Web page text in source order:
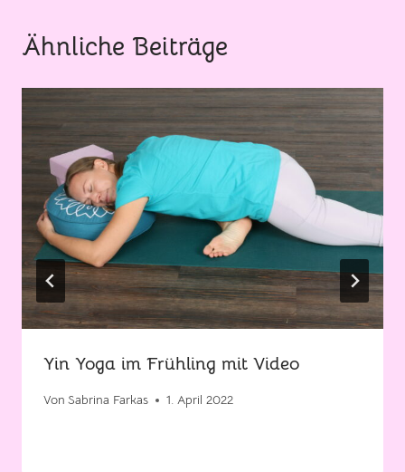
Ähnliche Beiträge
Yin Yoga im Frühling mit Video
Von Sabrina Farkas 1. April 2022